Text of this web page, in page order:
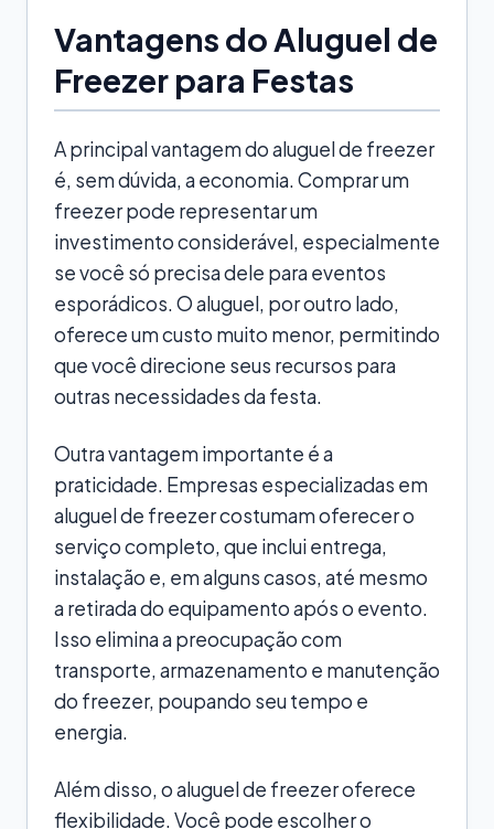
Vantagens do Aluguel de
Freezer para Festas
A principal vantagem do aluguel de freezer
é, sem dúvida, a economia. Comprar um
freezer pode representar um
investimento considerável, especialmente
se você só precisa dele para eventos
esporádicos. O aluguel, por outro lado,
oferece um custo muito menor, permitindo
que você direcione seus recursos para
outras necessidades da festa.
Outra vantagem importante é a
praticidade. Empresas especializadas em
aluguel de freezer costumam oferecer o
serviço completo, que inclui entrega,
instalação e, em alguns casos, até mesmo
a retirada do equipamento após o evento.
Isso elimina a preocupação com
transporte, armazenamento e manutenção
do freezer, poupando seu tempo e
energia.
Além disso, o aluguel de freezer oferece
flexibilidade. Você pode escolher o